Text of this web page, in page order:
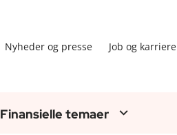
Nyheder og presse Job og karriere
Finansielle temaer